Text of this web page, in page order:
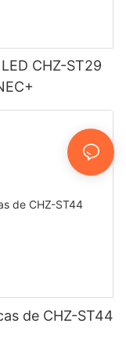
CHZ-ST29
de CHZ-ST44